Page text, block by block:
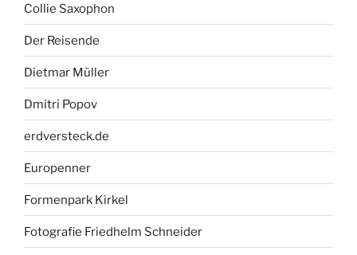
Collie Saxophon
Der Reisende
Dietmar Müller
Dmitri Popov
erdversteck.de
Europenner
Formenpark Kirkel
Fotografie Friedhelm Schneider